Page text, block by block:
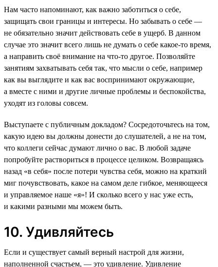
Нам часто напоминают, как важно заботиться о себе,
защищать свои границы и интересы. Но забывать о себе —
не обязательно значит действовать себе в ущерб. В данном
случае это значит всего лишь не думать о себе какое-то время,
а направить своё внимание на что-то другое. Позволяйте
занятиям захватывать себя так, что мысли о себе, например
как вы выглядите и как вас воспринимают окружающие,
а вместе с ними и другие личные проблемы и беспокойства,
уходят из головы совсем.
Выступаете с публичным докладом? Сосредоточьтесь на том,
какую идею вы должны донести до слушателей, а не на том,
что коллеги сейчас думают лично о вас. В любой задаче
попробуйте раствориться в процессе целиком. Возвращаясь
назад «в себя» после потери чувства себя, можно на краткий
миг почувствовать, какое на самом деле гибкое, меняющееся
и управляемое наше «я»! И сколько всего у нас уже есть,
и какими разными мы можем быть.
10. Удивляйтесь
Если и существует самый верный настрой для жизни,
наполненной счастьем, — это удивление. Удивление